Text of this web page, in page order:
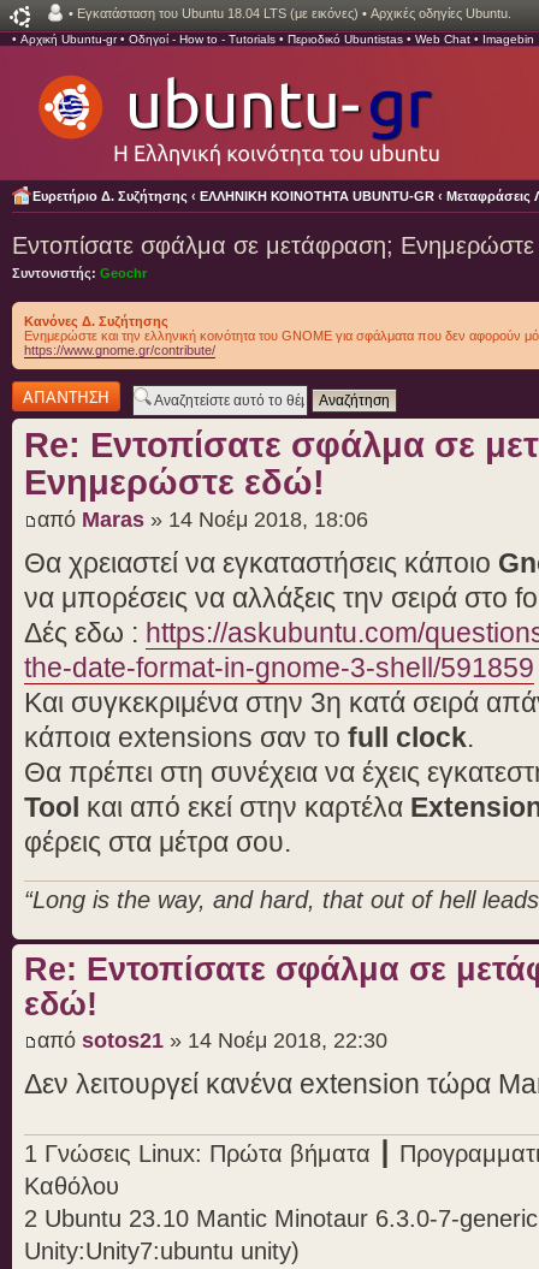
• Εγκατάσταση του Ubuntu 18.04 LTS (με εικόνες) • Αρχικές οδηγίες Ubuntu.
• Αρχική Ubuntu-gr• Οδηγοί - How to - Tutorials • Περιοδικό Ubuntistas • Web Chat • Imagebin
Ευρετήριο Δ. Συζήτησης ‹ ΕΛΛΗΝΙΚΗ ΚΟΙΝΟΤΗΤΑ UBUNTU-GR ‹ Μεταφράσεις
Εντοπίσατε σφάλμα σε μετάφραση;
Συντονιστής: Geochr
Κανόνες Δ. Συζήτησης
Ενημερώστε και την ελληνική κοινότητα του GNOME για σφάλματα που δεν αφορούν
https://www.gnome.gr/contribute/
Δημιουργία
απάντησης
Re: Εντοπίσατε σφάλμα σε
Ενημερώστε εδώ!
από Maras » 14 Νοέμ 2018, 18:06
Θα χρειαστεί να εγκαταστήσεις κάποιο
να μπορέσεις να αλλάξεις την σειρά στο
Δές εδω : https://askubuntu.com/
the-date-format-in-gnome-3-shell/591859
Και συγκεκριμένα στην 3η κατά σειρά
κάποια extensions σαν το full clock.
Θα πρέπει στη συνέχεια να έχεις
Tool και από εκεί στην καρτέλα
φέρεις στα μέτρα σου.
“Long is the way, and hard, that out of hell
Re: Εντοπίσατε σφάλμα σε
εδώ!
από sotos21 » 14 Νοέμ 2018, 22:30
Δεν λειτουργεί κανένα extension τώρα
1 Γνώσεις Linux: Πρώτα βήματα ┃
Καθόλου
2 Ubuntu 23.10 Mantic Minotaur 6.3.0-7-
Unity:Unity7:ubuntu unity)